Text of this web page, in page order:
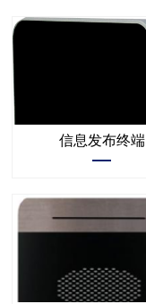
信息发布终端